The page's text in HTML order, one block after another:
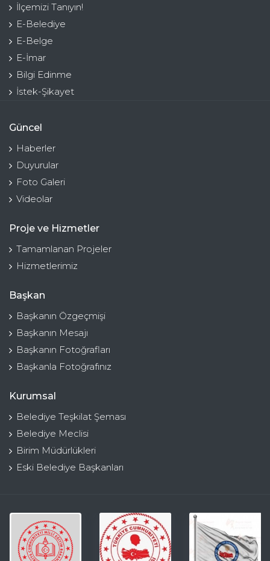
İlçemizi Tanıyın!
E-Belediye
E-Belge
E-İmar
Bilgi Edinme
İstek-Şikayet
Güncel
Haberler
Duyurular
Foto Galeri
Videolar
Proje ve Hizmetler
Tamamlanan Projeler
Hizmetlerimiz
Başkan
Başkanın Özgeçmişi
Başkanın Mesajı
Başkanın Fotoğrafları
Başkanla Fotoğrafınız
Kurumsal
Belediye Teşkilat Şeması
Belediye Meclisi
Birim Müdürlükleri
Eski Belediye Başkanları